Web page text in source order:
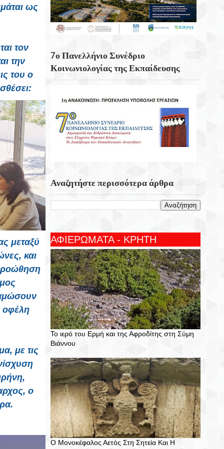
ως
τον
την
του ο
μεταξύ
και
οφέλη
με τις
ο
Αρχαιολογικός Χώρος Απτέρας – Θέατρο
Αρχαίας Απτέρας Μότσαρτ, Μπετόβεν Και
Επτανήσιοι Συνθέτες Με Τον Βαθύφωνο
Οι Οικονομικές Δυσκολίες Επιταχύνουν
Τη Γνωστική Έκπτωση
7ο Πανελλήνιο Συνέδριο
Κοινωνιολογίας της Εκπαίδευσης
Αναζητήστε περισσότερα άρθρα
ΑΦΙΕΡΩΜΑΤΑ - ΚΡΗΤΗ
Το ιερό του Ερμή και της Αφροδίτης στη Σύμη
Βιάννου
Ο Μονοκέφαλος Αετός Στη Σητεία Και Η